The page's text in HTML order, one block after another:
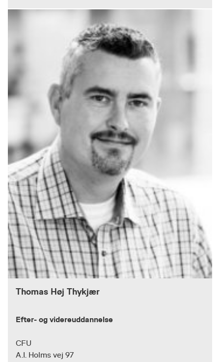
Thomas Høj Thykjær
Efter- og videreuddannelse
CFU
A.I. Holms vej 97